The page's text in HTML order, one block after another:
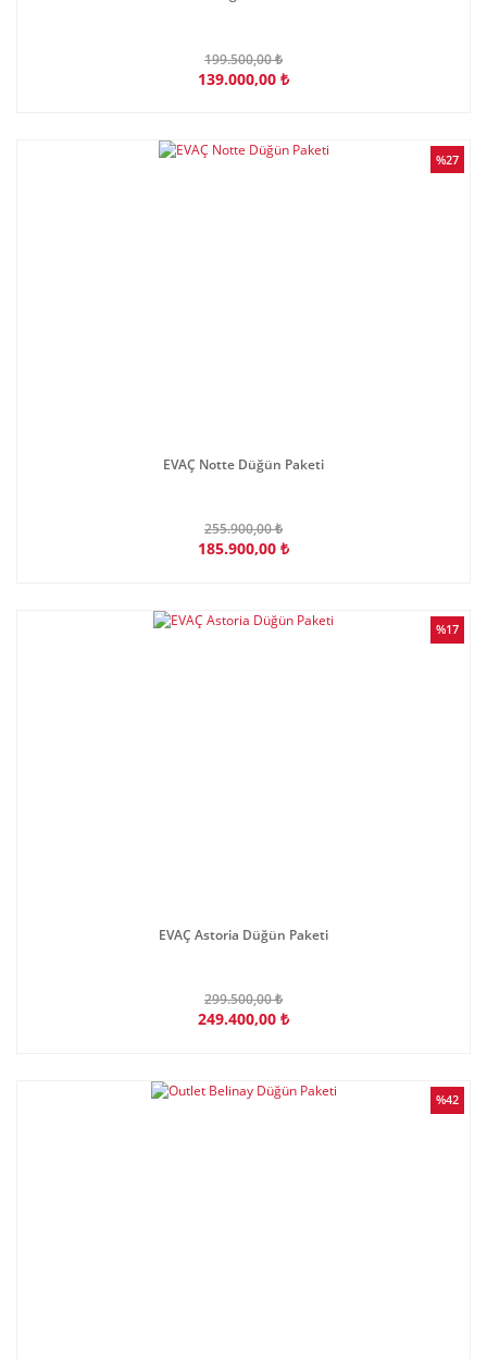
199.500,00 ₺
139.000,00 ₺
%27
EVAÇ Notte Düğün Paketi
255.900,00 ₺
185.900,00 ₺
%17
EVAÇ Astoria Düğün Paketi
299.500,00 ₺
249.400,00 ₺
%42